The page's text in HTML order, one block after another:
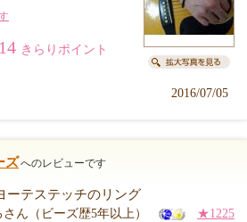
14 きらりポイント
2016/07/05
ズへのレビューです
ーテステッチのリング
ん（ビーズ歴5年以上） ★1225